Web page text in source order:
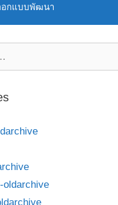
อกแบบพัฒนา
oldarchive